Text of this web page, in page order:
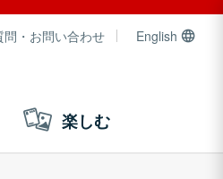
問・お問い合わせ English
楽しむ